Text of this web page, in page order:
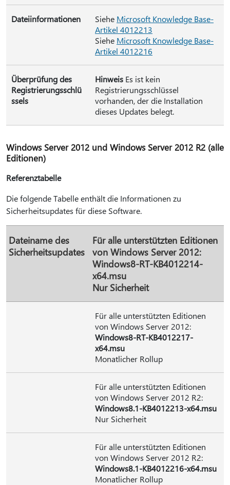
Dateiinformationen Siehe Microsoft Knowledge Base-
Artikel 4012213
Siehe Microsoft Knowledge Base-
Artikel 4012216
Überprüfung des
Registrierungsschlü
ssels
Hinweis Es ist kein
Registrierungsschlüssel
vorhanden, der die Installation
dieses Updates belegt.
Windows Server 2012 und Windows Server 2012 R2 (alle
Editionen)
Referenztabelle
Die folgende Tabelle enthält die Informationen zu
Sicherheitsupdates für diese Software.
Dateiname des
Sicherheitsupdates
Für alle unterstützten Editionen
von Windows Server 2012:
Windows8-RT-KB4012214-
x64.msu
Nur Sicherheit
Für alle unterstützten Editionen
von Windows Server 2012:
Windows8-RT-KB4012217-
x64.msu
Monatlicher Rollup
Für alle unterstützten Editionen
von Windows Server 2012 R2:
Windows8.1-KB4012213-x64.msu
Nur Sicherheit
Für alle unterstützten Editionen
von Windows Server 2012 R2:
Windows8.1-KB4012216-x64.msu
Monatlicher Rollup